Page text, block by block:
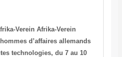
VereinAfrika-Verein
d’affaires allemands
technologies, du 7 au 10